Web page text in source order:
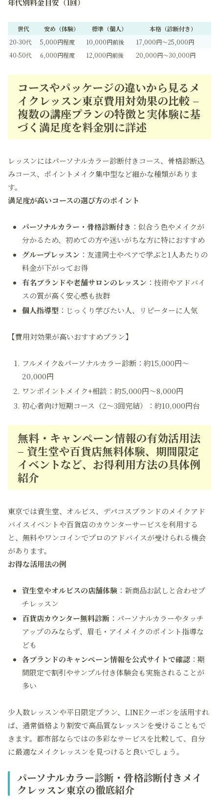
年代別料金目安（1回）
世代 安め（体験） 標準（個人）
本格（診断付き）
20-30代
5,000円程度 10,000円前後
17,000円～25,000円
40-50代
6,000円程度 12,000円前後 20,000円～30,000円
コースやパッケージの違いから見るメ
イクレッスン東京費用対効果の比較 –
複数の講座プランの特徴と実体験に基
づく満足度を料金別に詳述
レッスンにはパーソナルカラー診断付きコース、骨格診断込
みコース、ポイントメイク集中型など細かな種類がありま
す。
満足度が高いコースの選び方のポイント
パーソナルカラー・骨格診断付き ：似合う色やメイクが
分かるため、初めての方や迷いがちな方に特におすすめ
グループレッスン ：友達同士やペアで学ぶと1人あたりの
料金が下がってお得
有名ブランドや老舗サロンのレッスン ：技術やアドバイ
スの質が高く安心感も抜群
個人指導型 ：じっくり学びたい人、リピーターに人気
【費用対効果が高いおすすめプラン】
フルメイク&パーソナルカラー診断：約15,000円～
20,000円
ワンポイントメイク+相談：約5,000円～8,000円
初心者向け短期コース（2～3回完結）：約10,000円台
無料・キャンペーン情報の有効活用法
– 資生堂や百貨店無料体験、期間限定
イベントなど、お得利用方法の具体例
紹介
東京では資生堂、オルビス、デパコスブランドのメイクアド
バイスイベントや百貨店のカウンターサービスを利用する
と、無料やワンコインでプロのアドバイスが受けられる機会
があります。
お得な活用法の例
資生堂やオルビスの店舗体験 ：新商品お試しと合わせプ
チレッスン
百貨店カウンター無料診断 ：パーソナルカラーやタッチ
アップのみならず、眉毛・アイメイクのポイント指導な
ども
各ブランドのキャンペーン情報を公式サイトで確認 ：期
間限定で割引やサンプル付き体験会も実施されることが
多い
少人数レッスンや平日限定プラン、LINEクーポンを活用すれ
ば、通常価格より割安で高品質なレッスンを受けることもで
きます。都市部ならではの多彩なサービスを比較して、自分
に最適なメイクレッスンを見つけると良いでしょう。
パーソナルカラー診断・骨格診断付きメイ
クレッスン東京の徹底紹介